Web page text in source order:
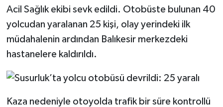
Acil Sağlık ekibi sevk edildi. Otobüste bulunan 40
yolcudan yaralanan 25 kişi, olay yerindeki ilk
müdahalenin ardından Balıkesir merkezdeki
hastanelere kaldırıldı.
Kaza nedeniyle otoyolda trafik bir süre kontrollü